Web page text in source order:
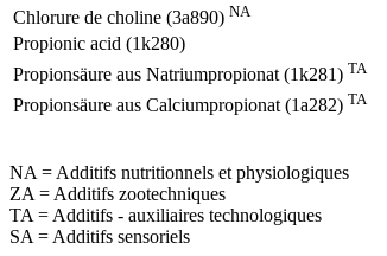
Chlorure de choline (3a890) NA
Propionic acid (1k280)
Propionsäure aus Natriumpropionat (1k281) TA
Propionsäure aus Calciumpropionat (1a282) TA
NA = Additifs nutritionnels et physiologiques
ZA = Additifs zootechniques
TA = Additifs - auxiliaires technologiques
SA = Additifs sensoriels